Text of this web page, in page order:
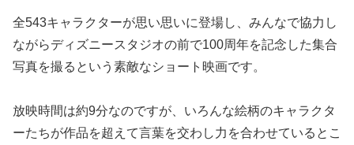
全543キャラクターが思い思いに登場し、みんなで協力し
ながらディズニースタジオの前で100周年を記念した集合
写真を撮るという素敵なショート映画です。
放映時間は約9分なのですが、いろんな絵柄のキャラクタ
ーたちが作品を超えて言葉を交わし力を合わせているとこ